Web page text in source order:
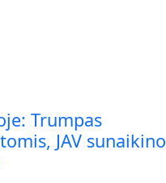
Trumpas
JAV sunaikino